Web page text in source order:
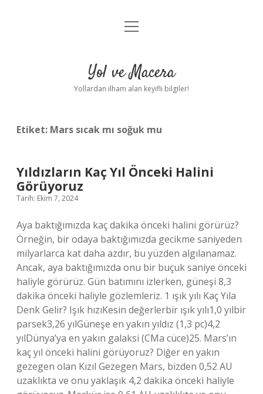
Anasayfa
Yasal Uyarı
menüyü
Yol ve Macera
Yollardan ilham alan keyifli bilgiler!
Etiket: Mars sıcak mı soğuk mu
Yıldızların Kaç Yıl Önceki Halini
Görüyoruz
Tarih: Ekim 7, 2024
Aya baktığımızda kaç dakika önceki halini görürüz?
Örneğin, bir odaya baktığımızda gecikme saniyeden
milyarlarca kat daha azdır, bu yüzden algılanamaz.
Ancak, aya baktığımızda onu bir buçuk saniye önceki
haliyle görürüz. Gün batımını izlerken, güneşi 8,3
dakika önceki haliyle gözlemleriz. 1 ışık yılı Kaç Yıla
Denk Gelir? Işık hızıKesin değerlerbir ışık yılı1,0 yılbir
parsek3,26 yılGüneşe en yakın yıldız (1,3 pc)4,2
yılDünya’ya en yakın galaksi (CMa cüce)25. Mars’ın
kaç yıl önceki halini görüyoruz? Diğer en yakın
gezegen olan Kızıl Gezegen Mars, bizden 0,52 AU
uzaklıkta ve onu yaklaşık 4,2 dakika önceki haliyle